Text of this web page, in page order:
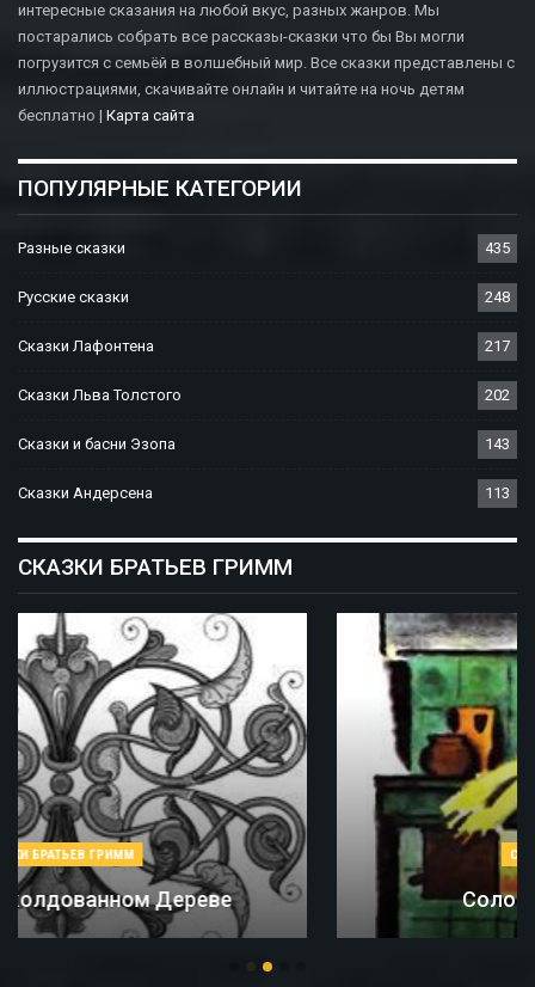
интересные сказания на любой вкус, разных жанров. Мы
постарались собрать все рассказы-сказки что бы Вы могли
погрузится с семьёй в волшебный мир. Все сказки представлены с
иллюстрациями, скачивайте онлайн и читайте на ночь детям
бесплатно | Карта сайта
ПОПУЛЯРНЫЕ КАТЕГОРИИ
Разные сказки 435
Русские сказки 248
Сказки Лафонтена 217
Сказки Льва Толстого 202
Сказки и басни Эзопа 143
Сказки Андерсена 113
СКАЗКИ БРАТЬЕВ ГРИММ
СКАЗКИ БРАТЬЕВ ГРИММ
Соломинка, Уголь И Боб